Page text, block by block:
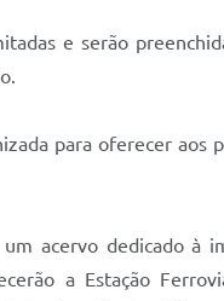
e serão
para oferecer aos
acervo dedicado à
a Estação